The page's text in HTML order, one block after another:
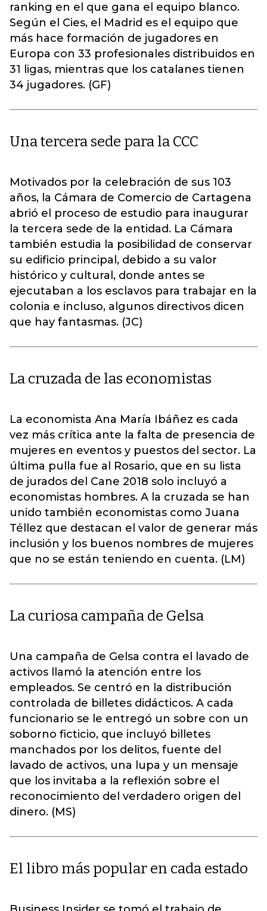
ranking en el que gana el equipo blanco.
Según el Cies, el Madrid es el equipo que
más hace formación de jugadores en
Europa con 33 profesionales distribuidos en
31 ligas, mientras que los catalanes tienen
34 jugadores. (GF)
Una tercera sede para la CCC
Motivados por la celebración de sus 103
años, la Cámara de Comercio de Cartagena
abrió el proceso de estudio para inaugurar
la tercera sede de la entidad. La Cámara
también estudia la posibilidad de conservar
su edificio principal, debido a su valor
histórico y cultural, donde antes se
ejecutaban a los esclavos para trabajar en la
colonia e incluso, algunos directivos dicen
que hay fantasmas. (JC)
La cruzada de las economistas
La economista Ana María Ibáñez es cada
vez más crítica ante la falta de presencia de
mujeres en eventos y puestos del sector. La
última pulla fue al Rosario, que en su lista
de jurados del Cane 2018 solo incluyó a
economistas hombres. A la cruzada se han
unido también economistas como Juana
Téllez que destacan el valor de generar más
inclusión y los buenos nombres de mujeres
que no se están teniendo en cuenta. (LM)
La curiosa campaña de Gelsa
Una campaña de Gelsa contra el lavado de
activos llamó la atención entre los
empleados. Se centró en la distribución
controlada de billetes didácticos. A cada
funcionario se le entregó un sobre con un
soborno ficticio, que incluyó billetes
manchados por los delitos, fuente del
lavado de activos, una lupa y un mensaje
que los invitaba a la reflexión sobre el
reconocimiento del verdadero origen del
dinero. (MS)
El libro más popular en cada estado